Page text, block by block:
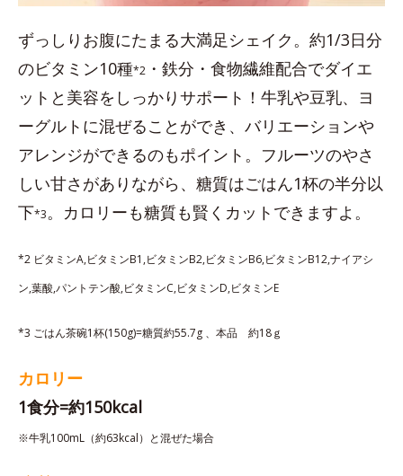
ずっしりお腹にたまる大満足シェイク。約1/3日分
のビタミン10種*2 ・鉄分・食物繊維配合でダイエ
ットと美容をしっかりサポート！牛乳や豆乳、ヨ
ーグルトに混ぜることができ、バリエーションや
アレンジができるのもポイント。フルーツのやさ
しい甘さがありながら、糖質はごはん1杯の半分以
下*3。カロリーも糖質も賢くカットできますよ。
*2 ビタミンA,ビタミンB1,ビタミンB2,ビタミンB6,ビタミンB12,ナイアシ
ン,葉酸,パントテン酸,ビタミンC,ビタミンD,ビタミンE
*3 ごはん茶碗1杯(150g)=糖質約55.7g 、本品 約18ｇ
カロリー
1食分=約150kcal
※牛乳100mL（約63kcal）と混ぜた場合